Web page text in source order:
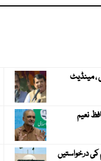
، مینڈیٹ
حافظ نعیم
کی درخواستیں